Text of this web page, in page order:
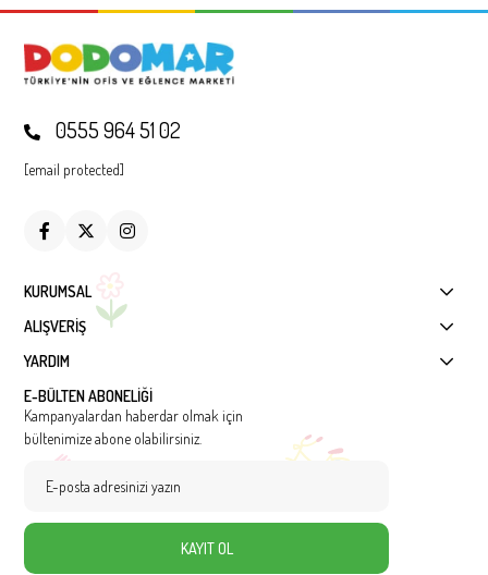
0555 964 51 02
[email protected]
KURUMSAL
ALIŞVERİŞ
YARDIM
E-BÜLTEN ABONELİĞİ
Kampanyalardan haberdar olmak için
bültenimize abone olabilirsiniz.
KAYIT OL